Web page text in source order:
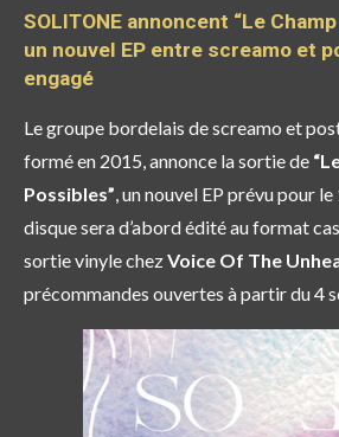
SOLITONE annoncent “Le
un nouvel EP entre screamo et
engagé
Le groupe bordelais de screamo et
formé en 2015, annonce la sortie de
Possibles”, un nouvel EP prévu pour
disque sera d’abord édité au format
sortie vinyle chezVoice Of The
précommandes ouvertes à partir du 4